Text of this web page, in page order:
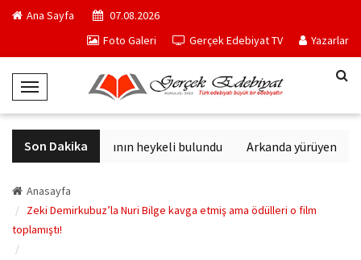
Ana Sayfa
07.08.2026
Foto Galeri
Gerçek Edebiyat TV Yazarlar
T
o
g
g
e
N
a
Son Dakika
Sağlık tanrısının heykeli bulundu Arkanda yürüyen M.
Anasayfa
Zeki Demirkubuz’la Nuri Bilge kavga etmiş ama ödülleri o film
toplamıştı!